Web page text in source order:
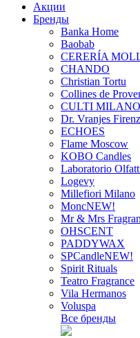
Акции
Бренды
Banka Home
Baobab
CERERÍA
CHANDO
Christian Tortu
Collines de
CULTI MILANO
Dr. Vranjes
ECHOES
Flame Moscow
KOBO Candles
Laboratorio
Logevy
Millefiori Milano
MoncNEW!
Mr & Mrs
OHSCENT
PADDYWAX
SPCandleNEW!
Spirit Rituals
Teatro Fragrance
Vila Hermanos
Voluspa
Все бренды